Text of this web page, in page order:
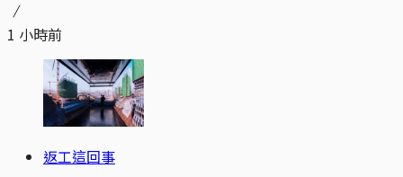
1 小時前
返工這回事